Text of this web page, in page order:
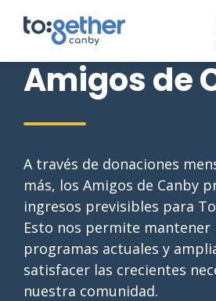
Amigos de
A través de donaciones
más, los Amigos de Canby
ingresos previsibles para
Esto nos permite mantener
programas actuales y
satisfacer las crecientes
nuestra comunidad.
The event is